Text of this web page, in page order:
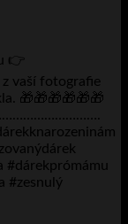
👉
vaší fotografie
🎁🎁🎁🎁🎁🎁
#dárekprómámu
#zesnulý